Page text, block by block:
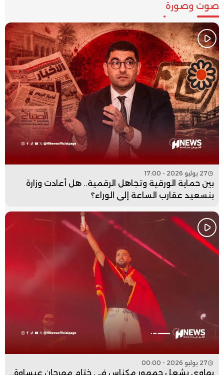
صوت وصورة
27 يوليو 2026 - 17:00
بين حماية الورقية وتجاهل الرقمية.. هل أعادت وزارة
بنسعيد عقارب الساعة إلى الوراء؟
27 يوليو 2026 - 00:00
بهاوي يشعل جمهور مكناس في ختام مهرجان عيساوة..